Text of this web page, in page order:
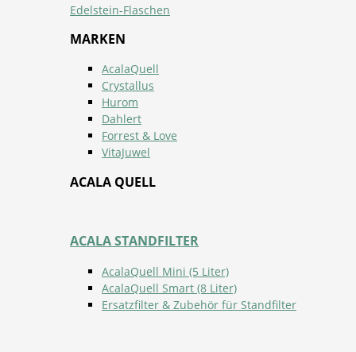
Edelstein-Flaschen
MARKEN
AcalaQuell
Crystallus
Hurom
Dahlert
Forrest & Love
VitaJuwel
ACALA QUELL
ACALA STANDFILTER
AcalaQuell Mini (5 Liter)
AcalaQuell Smart (8 Liter)
Ersatzfilter & Zubehör für Standfilter